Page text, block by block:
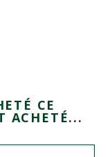
CE
ACHETÉ...